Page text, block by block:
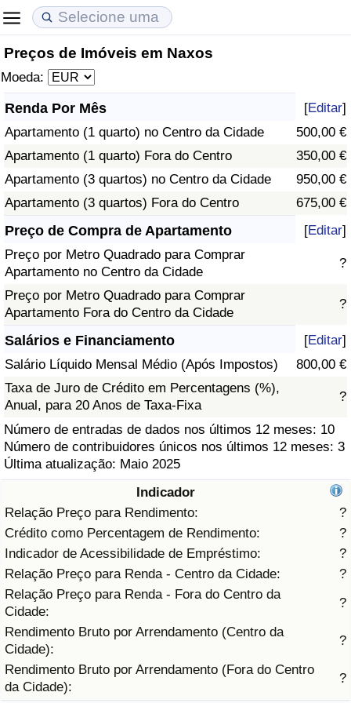
Preços de Imóveis em Naxos
Moeda:
Renda Por Mês [Editar]
Apartamento (1 quarto) no Centro da Cidade
500,00 €
Apartamento (1 quarto) Fora do Centro
350,00 €
Apartamento (3 quartos) no Centro da Cidade
950,00 €
Apartamento (3 quartos) Fora do Centro
675,00 €
Preço de Compra de Apartamento [Editar]
Preço por Metro Quadrado para Comprar
Apartamento no Centro da Cidade
?
Preço por Metro Quadrado para Comprar
Apartamento Fora do Centro da Cidade
?
Salários e Financiamento [Editar]
Salário Líquido Mensal Médio (Após Impostos)
800,00 €
Taxa de Juro de Crédito em Percentagens (%),
Anual, para 20 Anos de Taxa-Fixa
?
Número de entradas de dados nos últimos 12 meses: 10
Número de contribuidores únicos nos últimos 12 meses: 3
Última atualização: Maio 2025
Indicador
Relação Preço para Rendimento:
?
Crédito como Percentagem de Rendimento:
?
Indicador de Acessibilidade de Empréstimo:
?
Relação Preço para Renda - Centro da Cidade:
?
Relação Preço para Renda - Fora do Centro da
Cidade:
?
Rendimento Bruto por Arrendamento (Centro da
Cidade):
?
Rendimento Bruto por Arrendamento (Fora do Centro
da Cidade):
?
Custo de Vida
Indicador de Custo de Vida (Atual)
Indicador de Custo de Vida
Indicador de Custo de Vida Por País
Preços de Imóveis
Indicador de Preços de Imóveis (Atual)
Indicador de Preços de Imóveis
Indicador de Preços de Imóveis por País
Qualidade de Vida
Indicador de Qualidade de Vida
Indicador de Qualidade de Vida (Atual)
Índice de qualidade de vida por país
Taxa do Indicador de Crime (Atual)
Indicador de Crime
Índice de criminalidade por país
Saúde
Indicador de Saúde
Indicador de Saúde por País
Poluição
Indicador de Poluição (Atual)
Índice de poluição
Indicador de Poluição por País